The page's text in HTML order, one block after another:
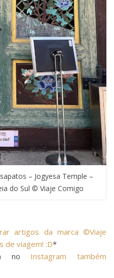
– Jogyesa Temple –
do Sul © Viaje Comigo
artigos da marca ©Viaje
de viagem! :D*
no Instagram também